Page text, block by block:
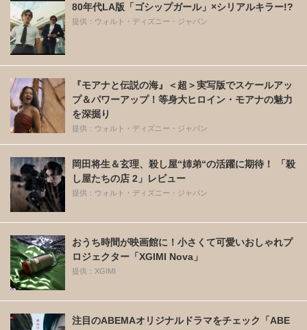
80年代LA版「ゴシップガール」×シリアルキラー!?
提供：ウォルト・ディズニー・ジャパン
『モアナと伝説の海』＜超＞実写版でスケールアッ
プ＆パワーアップ！等身大ヒロイン・モアナの魅力
を深掘り
提供：ウォルト・ディズニー・ジャパン
岡田将生＆玄理、殺し屋“姉弟“の活躍に期待！ 「殺
し屋たちの店 2」レビュー
提供：ウォルト・ディズニー・ジャパン
おうち時間が映画館に！小さくて可愛いおしゃれプ
ロジェクター「XGIMI Nova」
提供：XGIMI
注目のABEMAオリジナルドラマをチェック「ABE